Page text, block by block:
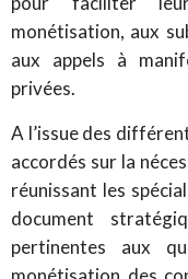
monétisation, aux
aux appels à
privées.
A l’issue des
accordés sur la
réunissant les
document
pertinentes aux